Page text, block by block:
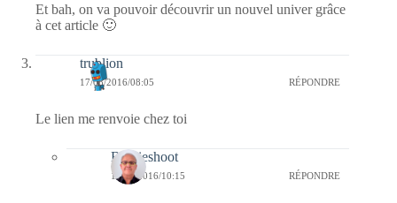
Et bah, on va pouvoir découvrir un nouvel univer grâce
à cet article 🙂
trublion
17/08/2016/08:05 RÉPONDRE
Le lien me renvoie chez toi
Bernieshoot
17/08/2016/10:15 RÉPONDRE